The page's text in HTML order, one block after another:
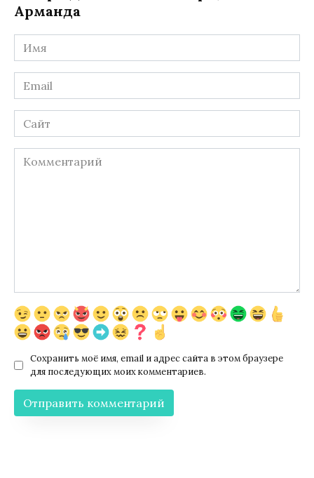
Арманда
Имя
*
Email
*
Сайт
Комментарий
Сохранить моё имя, email и адрес сайта в этом браузере
для последующих моих комментариев.